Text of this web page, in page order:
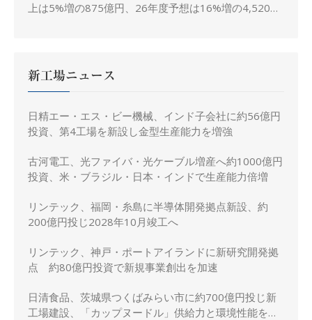
上は5%増の875億円、26年度予想は16%増の4,520億
新工場ニュース
日精エー・エス・ビー機械、インド子会社に約56億円
投資、第4工場を新設し金型生産能力を増強
古河電工、光ファイバ・光ケーブル増産へ約1000億円
投資、米・ブラジル・日本・インドで生産能力倍増
リンテック、福岡・糸島に半導体開発拠点新設、約
200億円投じ2028年10月竣工へ
リンテック、神戸・ポートアイランドに新研究開発拠
点 約80億円投資で新規事業創出を加速
日清食品、茨城県つくばみらい市に約700億円投じ新
工場建設、「カップヌードル」供給力と環境性能を強